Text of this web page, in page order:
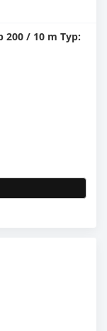
200 / 10 m Typ: